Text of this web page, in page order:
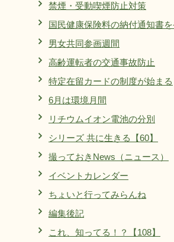
禁煙・受動喫煙防止対策
国民健康保険料の納付通知書
男女共同参画週間
高齢運転者の交通事故防止
特定在留カードの制度が始まる
6月は環境月間
リチウムイオン電池の分別
シリーズ 共に生きる【60】
撮っておきNews（ニュース）
イベントカレンダー
ちょいと行ってみらんね
編集後記
これ、知ってる！？【108】